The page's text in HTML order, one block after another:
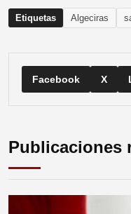
Etiquetas Algeciras
Facebook X
Publicaciones